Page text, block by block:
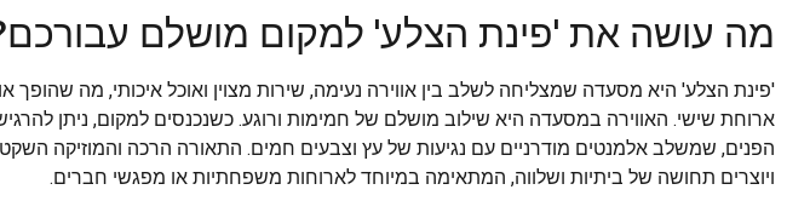
מה עושה את 'פינת הצלע' למקום מושלם
'פינת הצלע' היא מסעדה שמצליחה לשלב בין אווירה נעימה, שירות מצוין ואוכל איכותי, מה שהופך
ארוחת שישי. האווירה במסעדה היא שילוב מושלם של חמימות ורוגע. כשנכנסים למקום, ניתן
הפנים, שמשלב אלמנטים מודרניים עם נגיעות של עץ וצבעים חמים. התאורה הרכה והמוזיקה
ויוצרים תחושה של ביתיות ושלווה, המתאימה במיוחד לארוחות משפחתיות או מפגשי חברים.